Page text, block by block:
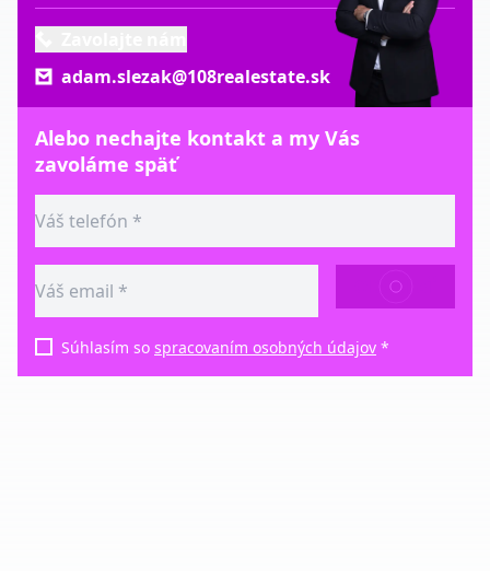
adam.slezak@108realestate.sk
Alebo nechajte kontakt a my Vás
zavoláme späť
ODOSLAŤ
Súhlasím so spracovaním osobných údajov *